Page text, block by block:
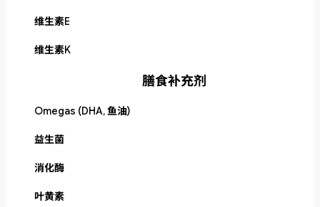
维生素E
维生素K
膳食补充剂
Omegas (DHA, 鱼油)
益生菌
消化酶
叶黄素